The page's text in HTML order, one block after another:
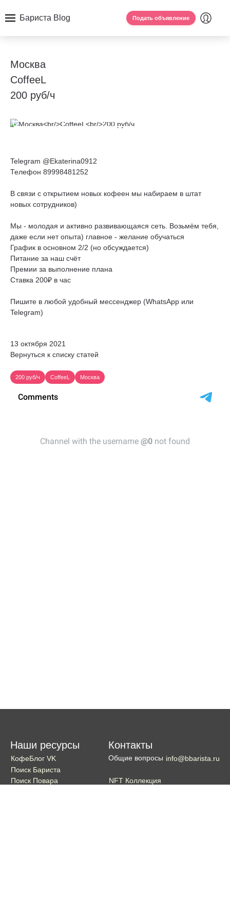
Бариста Blog Подать объявление
Москва
CoffeeL
200 руб/ч
Telegram @Ekaterina0912
Телефон 89998481252
В связи с открытием новых кофеен мы набираем в штат
новых сотрудников)
Мы - молодая и активно развивающаяся сеть. Возьмём тебя,
даже если нет опыта) главное - желание обучаться
График в основном 2/2 (но обсуждается)
Питание за наш счёт
Премии за выполнение плана
Ставка 200₽ в час
Пишите в любой удобный мессенджер (WhatsApp или
Telegram)
13 октября 2021
Вернуться к списку статей
200 руб/ч CoffeeL Москва
Наши ресурсы
КофеБлог VK
Поиск Бариста
Поиск Повара
Контакты
Общие вопросы info@bbarista.ru
NFT Коллекция